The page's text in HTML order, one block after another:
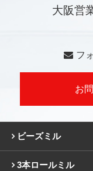
大阪営
フ
お
ビーズミル
3本ロールミル